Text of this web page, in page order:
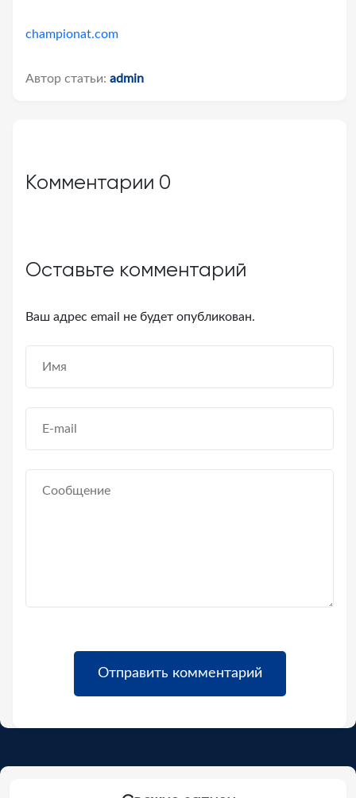
championat.com
Автор статьи: admin
Комментарии 0
Оставьте комментарий
Ваш адрес email не будет опубликован.